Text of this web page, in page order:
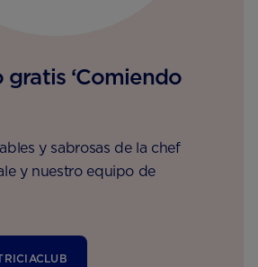
gratis ‘Comiendo
y sabrosas de la chef
y nuestro equipo de